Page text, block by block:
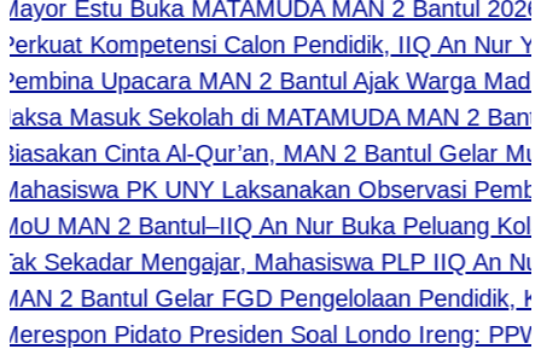
Estu Buka MATAMUDA MAN 2 Bantul 2026,
Kompetensi Calon Pendidik, IIQ An Nur
Upacara MAN 2 Bantul Ajak Warga
Masuk Sekolah di MATAMUDA MAN 2 Bantul
Cinta Al-Qur’an, MAN 2 Bantul Gelar
PK UNY Laksanakan Observasi
MAN 2 Bantul–IIQ An Nur Buka Peluang
Mengajar, Mahasiswa PLP IIQ An Nur
2 Bantul Gelar FGD Pengelolaan Pendidik,
Pidato Presiden Soal Londo Ireng: PPWI